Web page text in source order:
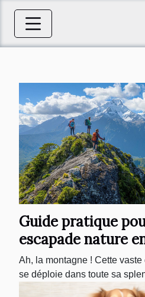
Guide pratique
escapade nature
activités et
Ah, la montagne ! Cette
se déploie dans toute sa